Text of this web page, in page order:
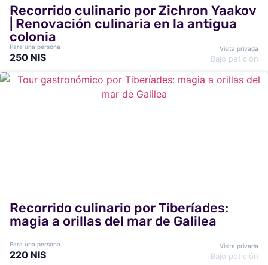
Recorrido culinario por Zichron Yaakov
| Renovación culinaria en la antigua
colonia
Para una persona
250 NIS
Visita privada
Bajo petición
Recorrido culinario por Tiberíades:
magia a orillas del mar de Galilea
Para una persona
220 NIS
Visita privada
Bajo petición